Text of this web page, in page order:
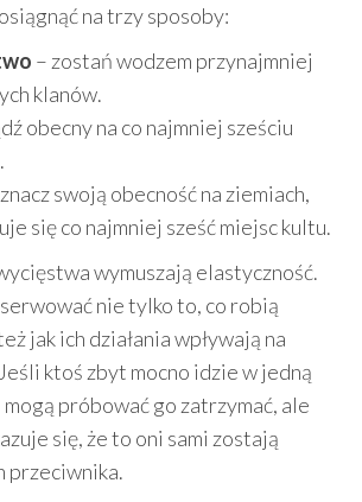
na trzy sposoby:
– zostań wodzem przynajmniej
klanów.
obecny na co najmniej sześciu
swoją obecność na ziemiach,
się co najmniej sześć miejsc kultu.
wymuszają elastyczność.
nie tylko to, co robią
jak ich działania wpływają na
ktoś zbyt mocno idzie w jedną
próbować go zatrzymać, ale
się, że to oni sami zostają
przeciwnika.